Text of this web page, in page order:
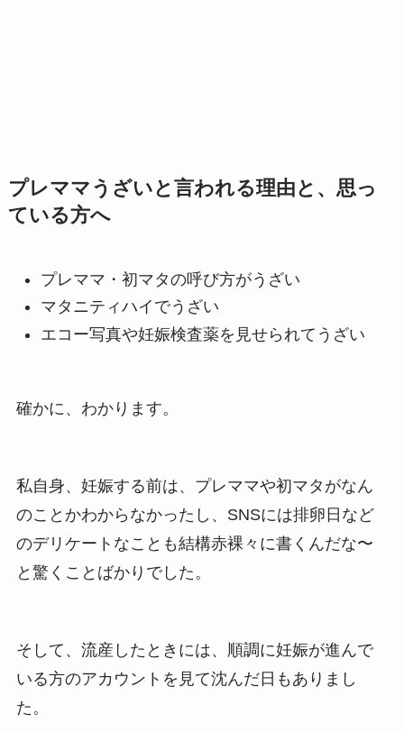
プレママうざいと言われる理由と、思っ
ている方へ
プレママ・初マタの呼び方がうざい
マタニティハイでうざい
エコー写真や妊娠検査薬を見せられてうざい
確かに、わかります。
私自身、妊娠する前は、プレママや初マタがなん
のことかわからなかったし、SNSには排卵日など
のデリケートなことも結構赤裸々に書くんだな〜
と驚くことばかりでした。
そして、流産したときには、順調に妊娠が進んで
いる方のアカウントを見て沈んだ日もありまし
た。